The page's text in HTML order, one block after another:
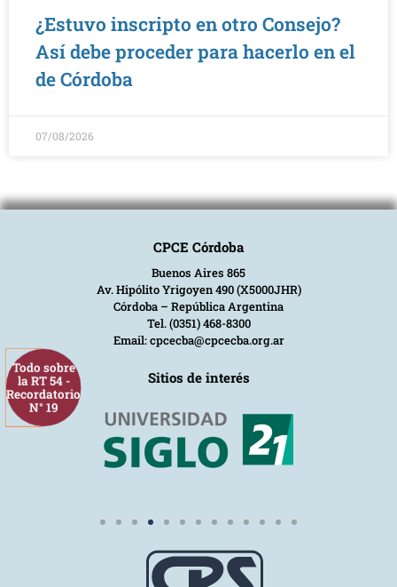
Todo sobre
la RT 54 -
Recordatorio
N° 19
¿Estuvo inscripto en otro Consejo?
Así debe proceder para hacerlo en el
de Córdoba
07/08/2026
CPCE Córdoba
Buenos Aires 865
Av. Hipólito Yrigoyen 490 (X5000JHR)
Córdoba – República Argentina
Tel. (0351) 468-8300
Email: cpcecba@cpcecba.org.ar
Sitios de interés